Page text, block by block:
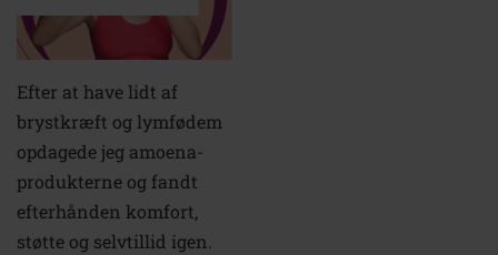
Efter at have lidt af
brystkræft og lymfødem
opdagede jeg amoena-
produkterne og fandt
efterhånden komfort,
støtte og selvtillid igen.